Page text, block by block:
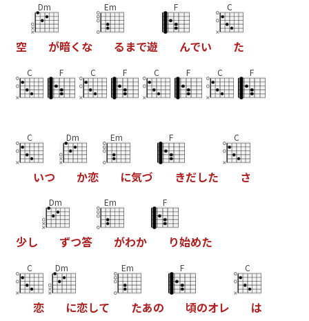
空
Dm
が暗く な
Em
る まで遊
F
んでい
C
た
C F C F C F C F
C
いつ
Dm
か恋
Em
に気づ
F
きだした
C
さ
少し
Dm
ずつ答
Em
がわか
F
り始めた
C
恋
Dm
に恋して
Em
たあの
F
頃のオレ
C
は